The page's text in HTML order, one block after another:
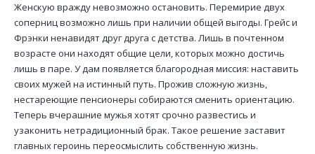
Женскую вражду невозможно остановить. Перемирие двух
соперниц возможно лишь при наличии общей выгоды. Грейс и
Фрэнки ненавидят друг друга с детства. Лишь в почтенном
возрасте они находят общие цели, которых можно достичь
лишь в паре. У дам появляется благородная миссия: наставить
своих мужей на истинный путь. Прожив сложную жизнь,
нестареющие пенсионеры собираются сменить ориентацию.
Теперь вчерашние мужья хотят срочно развестись и
узаконить нетрадиционный брак. Такое решение заставит
главных героинь переосмыслить собственную жизнь.